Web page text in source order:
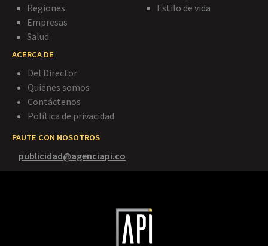
Regiones
Empresas
Salud
Estilo de vida
ACERCA DE
Del Director
Quiénes somos
Contáctenos
Política de privacidad
PAUTE CON NOSOTROS
publicidad@agenciapi.co